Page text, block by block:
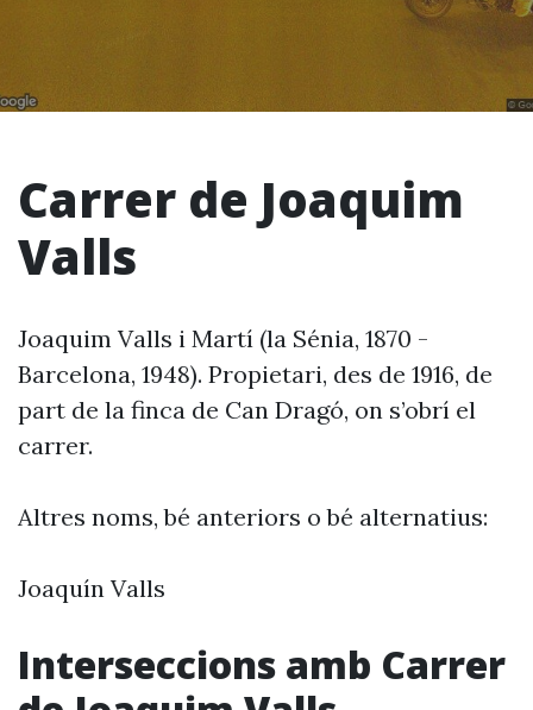
Carrer de Joaquim
Valls
Joaquim Valls i Martí (la Sénia, 1870 -
Barcelona, 1948). Propietari, des de 1916, de
part de la finca de Can Dragó, on s’obrí el
carrer.
Altres noms, bé anteriors o bé alternatius:
Joaquín Valls
Interseccions amb Carrer